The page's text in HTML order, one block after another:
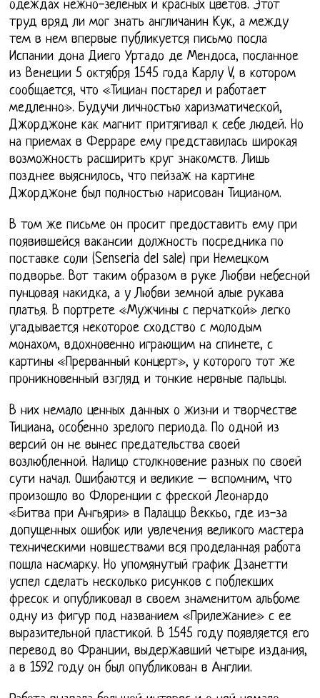
одеждах нежно-зеленых и красных цветов. Этот
труд вряд ли мог знать англичанин Кук, а между
тем в нем впервые публикуется письмо посла
Испании дона Диего Уртадо де Мендоса, посланное
из Венеции 5 октября 1545 года Карлу V, в котором
сообщается, что «Тициан постарел и работает
медленно». Будучи личностью харизматической,
Джорджоне как магнит притягивал к себе людей. Но
на приемах в Ферраре ему представилась широкая
возможность расширить круг знакомств. Лишь
позднее выяснилось, что пейзаж на картине
Джорджоне был полностью нарисован Тицианом.
В том же письме он просит предоставить ему при
появившейся вакансии должность посредника по
поставке соли (Senseria del sale) при Немецком
подворье. Вот таким образом в руке Любви небесной
пунцовая накидка, а у Любви земной алые рукава
платья. В портрете «Мужчины с перчаткой» легко
угадывается некоторое сходство с молодым
монахом, вдохновенно играющим на спинете, с
картины «Прерванный концерт», у которого тот же
проникновенный взгляд и тонкие нервные пальцы.
В них немало ценных данных о жизни и творчестве
Тициана, особенно зрелого периода. По одной из
версий он не вынес предательства своей
возлюбленной. Налицо столкновение разных по своей
сути начал. Ошибаются и великие – вспомним, что
произошло во Флоренции с фреской Леонардо
«Битва при Ангьяри» в Палаццо Веккьо, где из-за
допущенных ошибок или увлечения великого мастера
техническими новшествами вся проделанная работа
пошла насмарку. Но упомянутый график Дзанетти
успел сделать несколько рисунков с поблекших
фресок и опубликовал в своем знаменитом альбоме
одну из фигур под названием «Прилежание» с ее
выразительной пластикой. В 1545 году появляется его
перевод во Франции, выдержавший четыре издания,
а в 1592 году он был опубликован в Англии.